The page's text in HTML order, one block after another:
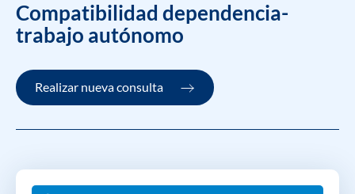
Compatibilidad dependencia-
trabajo autónomo
Realizar nueva consulta